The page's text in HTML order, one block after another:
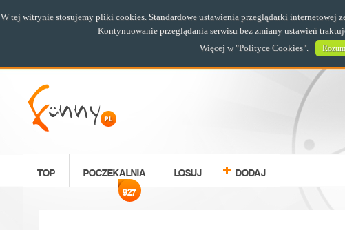
TOP POCZEKALNIA
927
LOSUJ DODAJ
W tej witrynie stosujemy pliki cookies. Standardowe ustawienia przeglądarki internetowej
Kontynuowanie przeglądania serwisu bez zmiany ustawień
Więcej w "Polityce Cookies".